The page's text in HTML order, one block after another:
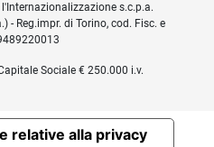
s.c.p.a.
- Reg.impr. di Torino, cod. Fisc. e
Sociale € 250.000 i.v.
relative alla privacy